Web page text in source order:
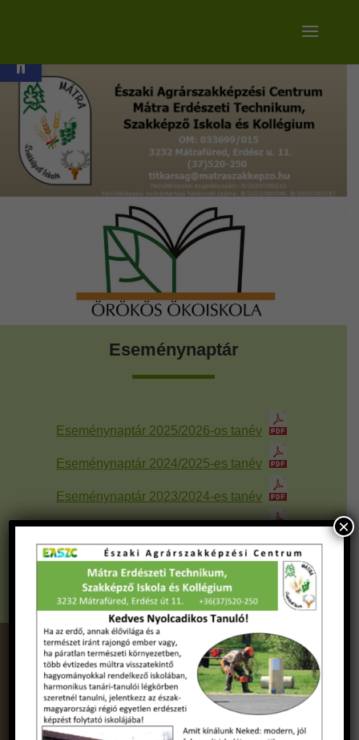
Eseménynaptár
Eseménynaptár 2025/2026-os tanév
Eseménynaptár 2024/2025-es tanév
Eseménynaptár 2023/2024-es tanév
Eseménynaptár 2022/2023-as tanév
Eseménynaptár 2021/2022-es tanév
Eseménynaptár 2020/2021-es tanév
VADAS JENŐ ALAPÍTVÁNY-Adó 1%
×